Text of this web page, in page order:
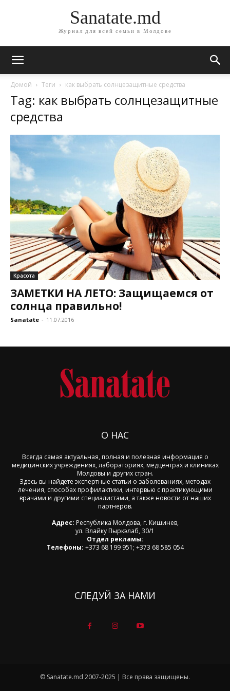
Sanatate.md
Журнал для всей семьи в Молдове
Домой Теги как выбрать солнцезащитные средства
Tag: как выбрать солнцезащитные
средства
Красота
ЗАМЕТКИ НА ЛЕТО: Защищаемся от
солнца правильно!
Sanatate - 11.07.2016
О НАС
Всегда самая актуальная, полная и полезная информация о
медицинских учреждениях, лабораториях, медцентрах и клиниках
Молдовы и других стран.
Здесь вы найдете экспертные статьи о заболеваниях, методах
лечения, способах профилактики, интервью с практикующими
врачами и другими специалистами, а также новости от наших
партнеров.
Адрес: Республика Молдова, г. Кишинев,
ул. Влайку Пыркэлаб, 30/1
Отдел рекламы:
Телефоны: +373 68 199 951; +373 68 585 054
СЛЕДУЙ ЗА НАМИ
© Sanatate.md 2007-2025 | Все права защищены.